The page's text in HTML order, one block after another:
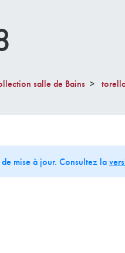
salle de Bains
mise à jour. Consultez la